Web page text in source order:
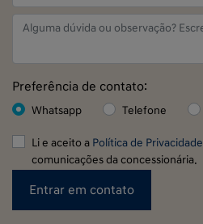
Preferência de contato:
Whatsapp Telefone
Li e aceito a Política de Privacidade
comunicações da concessionária.
Entrar em contato